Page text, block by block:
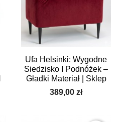
Ufa Helsinki: Wygodne
Siedzisko I Podnóżek –
Gładki Materiał | Sklep
389,00 zł